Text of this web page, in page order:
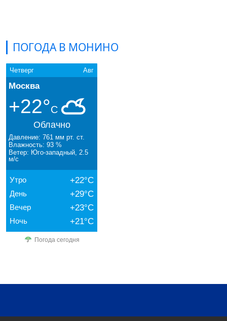
ПОГОДА В МОНИНО
Четверг Авг
Москва
+22°C
Облачно
Давление: 761 мм рт. ст.
Влажность: 93 %
Ветер: Юго-западный, 2.5
м/с
Утро +22°C
День +29°C
Вечер +23°C
Ночь +21°C
Погода сегодня